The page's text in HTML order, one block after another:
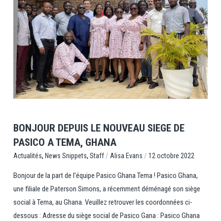
View Post
BONJOUR DEPUIS LE NOUVEAU SIEGE DE
PASICO A TEMA, GHANA
Actualités, News Snippets, Staff/ Alisa Evans / 12 octobre 2022
Bonjour de la part de l’équipe Pasico Ghana Tema ! Pasico Ghana,
une filiale de Paterson Simons, a récemment déménagé son siège
social à Tema, au Ghana. Veuillez retrouver les coordonnées ci-
dessous : Adresse du siège social de Pasico Gana : Pasico Ghana